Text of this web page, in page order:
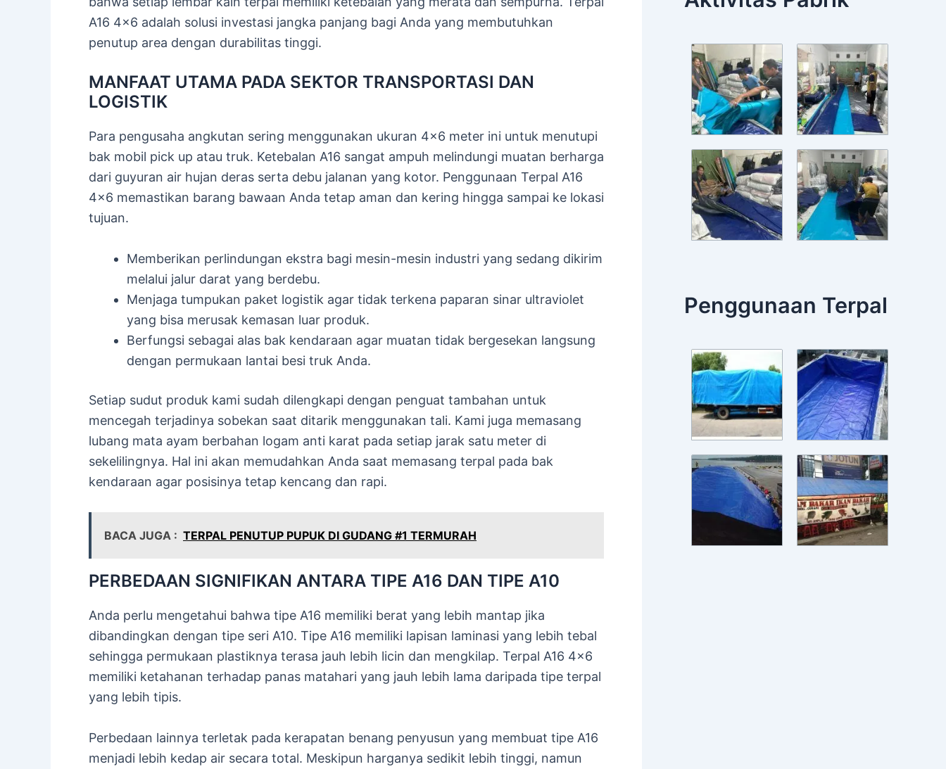
A16 4×6 adalah solusi investasi jangka panjang bagi Anda yang membutuhkan
penutup area dengan durabilitas tinggi.
MANFAAT UTAMA PADA SEKTOR TRANSPORTASI DAN
LOGISTIK
Para pengusaha angkutan sering menggunakan ukuran 4×6 meter ini untuk menutupi
bak mobil pick up atau truk. Ketebalan A16 sangat ampuh melindungi muatan berharga
dari guyuran air hujan deras serta debu jalanan yang kotor. Penggunaan Terpal A16
4×6 memastikan barang bawaan Anda tetap aman dan kering hingga sampai ke lokasi
tujuan.
Memberikan perlindungan ekstra bagi mesin-mesin industri yang sedang dikirim
melalui jalur darat yang berdebu.
Menjaga tumpukan paket logistik agar tidak terkena paparan sinar ultraviolet
yang bisa merusak kemasan luar produk.
Berfungsi sebagai alas bak kendaraan agar muatan tidak bergesekan langsung
dengan permukaan lantai besi truk Anda.
Setiap sudut produk kami sudah dilengkapi dengan penguat tambahan untuk
mencegah terjadinya sobekan saat ditarik menggunakan tali. Kami juga memasang
lubang mata ayam berbahan logam anti karat pada setiap jarak satu meter di
sekelilingnya. Hal ini akan memudahkan Anda saat memasang terpal pada bak
kendaraan agar posisinya tetap kencang dan rapi.
BACA JUGA : TERPAL PENUTUP PUPUK DI GUDANG #1 TERMURAH
PERBEDAAN SIGNIFIKAN ANTARA TIPE A16 DAN TIPE A10
Anda perlu mengetahui bahwa tipe A16 memiliki berat yang lebih mantap jika
dibandingkan dengan tipe seri A10. Tipe A16 memiliki lapisan laminasi yang lebih tebal
sehingga permukaan plastiknya terasa jauh lebih licin dan mengkilap. Terpal A16 4×6
memiliki ketahanan terhadap panas matahari yang jauh lebih lama daripada tipe terpal
yang lebih tipis.
Perbedaan lainnya terletak pada kerapatan benang penyusun yang membuat tipe A16
menjadi lebih kedap air secara total. Meskipun harganya sedikit lebih tinggi, namun
Penggunaan Terpal